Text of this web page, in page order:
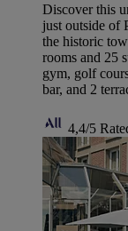
Discover this
just outside of
the historic
rooms and 25
gym, golf
bar, and 2
4,4/5